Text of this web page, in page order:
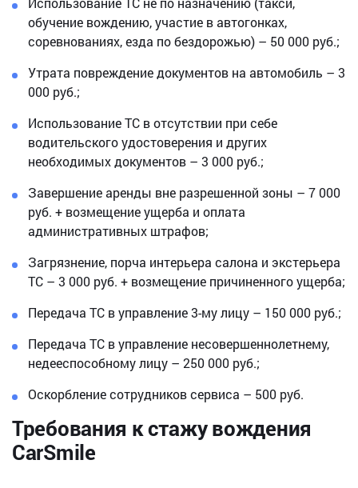
обучение вождению, участие в автогонках,
соревнованиях, езда по бездорожью) – 50 000 руб.;
Утрата повреждение документов на автомобиль – 3
000 руб.;
Использование ТС в отсутствии при себе
водительского удостоверения и других
необходимых документов – 3 000 руб.;
Завершение аренды вне разрешенной зоны – 7 000
руб. + возмещение ущерба и оплата
административных штрафов;
Загрязнение, порча интерьера салона и экстерьера
ТС – 3 000 руб. + возмещение причиненного ущерба;
Передача ТС в управление 3-му лицу – 150 000 руб.;
Передача ТС в управление несовершеннолетнему,
недееспособному лицу – 250 000 руб.;
Оскорбление сотрудников сервиса – 500 руб.
Требования к стажу вождения
CarSmile